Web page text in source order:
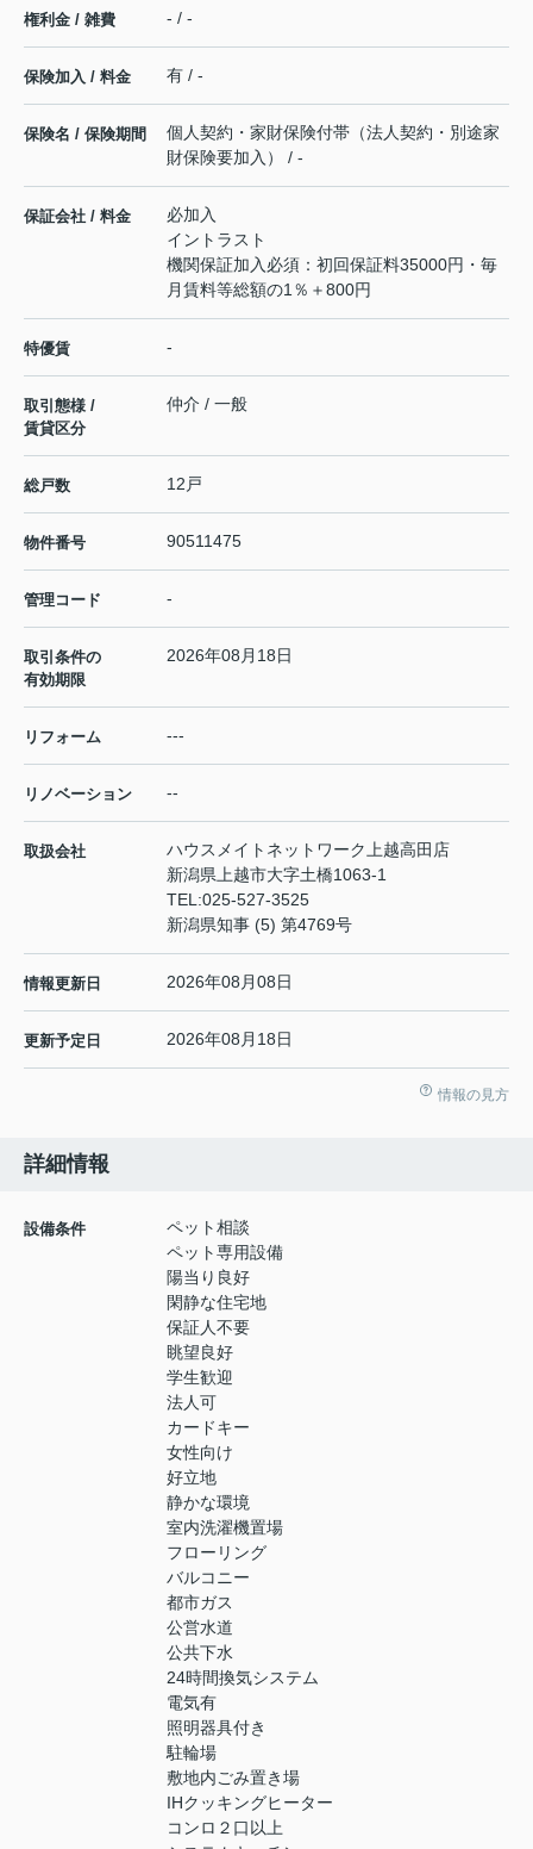
権利金 / 雑費 - / -
保険加入 / 料金 有 / -
保険名 / 保険期間
個人契約・家財保険付帯（法人契約・別途家
財保険要加入） / -
保証会社 / 料金
必加入
イントラスト
機関保証加入必須：初回保証料35000円・毎
月賃料等総額の1％＋800円
特優賃 -
取引態様 /
賃貸区分
仲介 / 一般
総戸数 12戸
物件番号 90511475
管理コード -
取引条件の
有効期限
2026年08月18日
リフォーム ---
リノベーション --
取扱会社
ハウスメイトネットワーク上越高田店
新潟県上越市大字土橋1063-1
TEL:025-527-3525
新潟県知事 (5) 第4769号
情報更新日 2026年08月08日
更新予定日 2026年08月18日
情報の見方
詳細情報
設備条件
ペット相談
ペット専用設備
陽当り良好
閑静な住宅地
保証人不要
眺望良好
学生歓迎
法人可
カードキー
女性向け
好立地
静かな環境
室内洗濯機置場
フローリング
バルコニー
都市ガス
公営水道
公共下水
24時間換気システム
電気有
照明器具付き
駐輪場
敷地内ごみ置き場
IHクッキングヒーター
コンロ２口以上